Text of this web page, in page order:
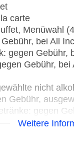
carte
Menüwahl
bei All
gegen Gebühr,
Gebühr, bei
nicht
Gebühr,
gegen
Weitere